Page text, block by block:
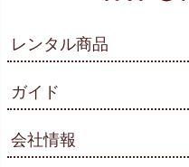
レンタル商品
ガイド
会社情報